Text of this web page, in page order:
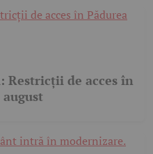
de acces în